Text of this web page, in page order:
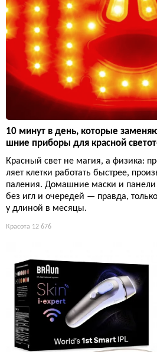
10 минут в день, которые
шние приборы для красной
Красный свет не магия, а физика:
ляет клетки работать быстрее,
паления. Домашние маски и
без игл и очередей — правда,
у длиной в месяцы.
Красота 12 676